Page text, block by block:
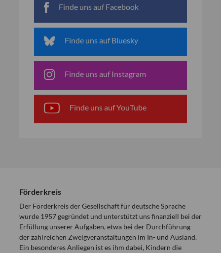
Finde uns auf Facebook
Finde uns auf Bluesky
Finde uns auf Instagram
Finde uns auf YouTube
Förderkreis
Der Förderkreis der Gesellschaft für deutsche Sprache
wurde 1957 gegründet und unterstützt uns finanziell bei der
Erfüllung unserer Aufgaben, etwa bei der Durchführung
der zahlreichen Zweigveranstaltungen im In- und Ausland.
Ein besonderes Anliegen ist es ihm dabei, Kindern die